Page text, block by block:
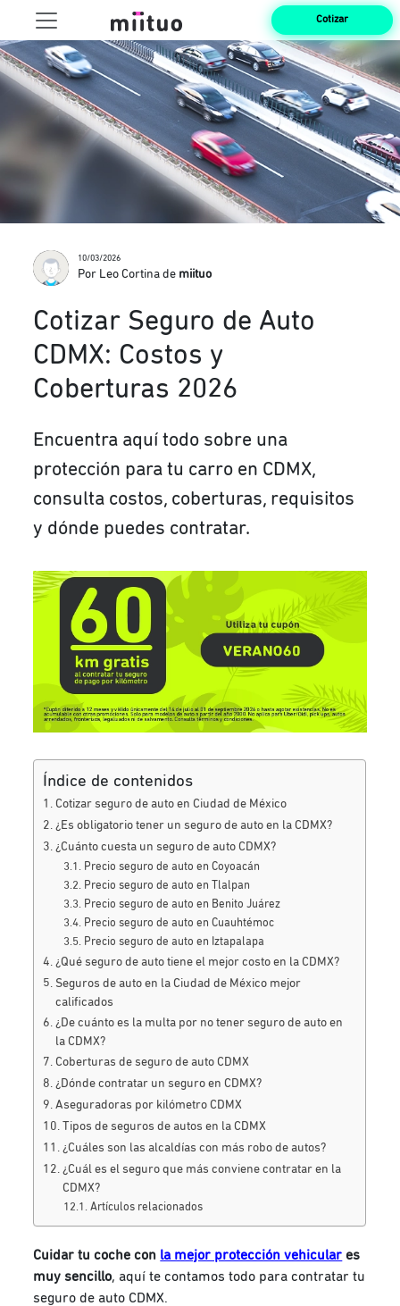
Cotizar
10/03/2026
Por Leo Cortina de miituo
Cotizar Seguro de Auto
CDMX: Costos y
Coberturas 2026
Encuentra aquí todo sobre una
protección para tu carro en CDMX,
consulta costos, coberturas, requisitos
y dónde puedes contratar.
Índice de contenidos
Cotizar seguro de auto en Ciudad de México
¿Es obligatorio tener un seguro de auto en la CDMX?
¿Cuánto cuesta un seguro de auto CDMX?
Precio seguro de auto en Coyoacán
Precio seguro de auto en Tlalpan
Precio seguro de auto en Benito Juárez
Precio seguro de auto en Cuauhtémoc
Precio seguro de auto en Iztapalapa
¿Qué seguro de auto tiene el mejor costo en la CDMX?
Seguros de auto en la Ciudad de México mejor
calificados
¿De cuánto es la multa por no tener seguro de auto en
la CDMX?
Coberturas de seguro de auto CDMX
¿Dónde contratar un seguro en CDMX?
Aseguradoras por kilómetro CDMX
Tipos de seguros de autos en la CDMX
¿Cuáles son las alcaldías con más robo de autos?
¿Cuál es el seguro que más conviene contratar en la
CDMX?
Artículos relacionados
Cuidar tu coche con la mejor protección vehicular es
muy sencillo, aquí te contamos todo para contratar tu
seguro de auto CDMX.